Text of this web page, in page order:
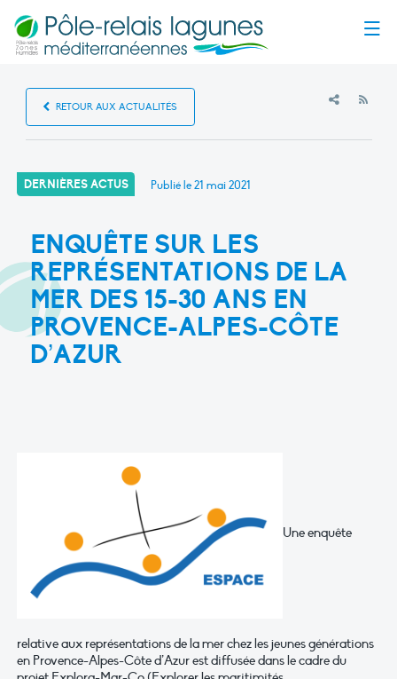
RETOUR AUX ACTUALITÉS
DERNIÈRES ACTUS Publié le21 mai 2021
ENQUÊTE SUR LES
REPRÉSENTATIONS DE LA
MER DES 15-30 ANS EN
PROVENCE-ALPES-CÔTE
D’AZUR
Une enquête
relative aux représentations de la mer chez les jeunes générations
en Provence-Alpes-Côte d’Azur est diffusée dans le cadre du